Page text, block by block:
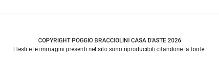
COPYRIGHT POGGIO BRACCIOLINI CASA D'ASTE 2026
I testi e le immagini presenti nel sito sono riproducibili citandone la fonte.